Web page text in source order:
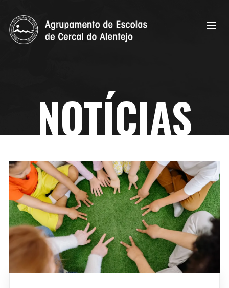
NOTÍCIAS